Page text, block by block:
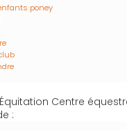
poney
Centre
: